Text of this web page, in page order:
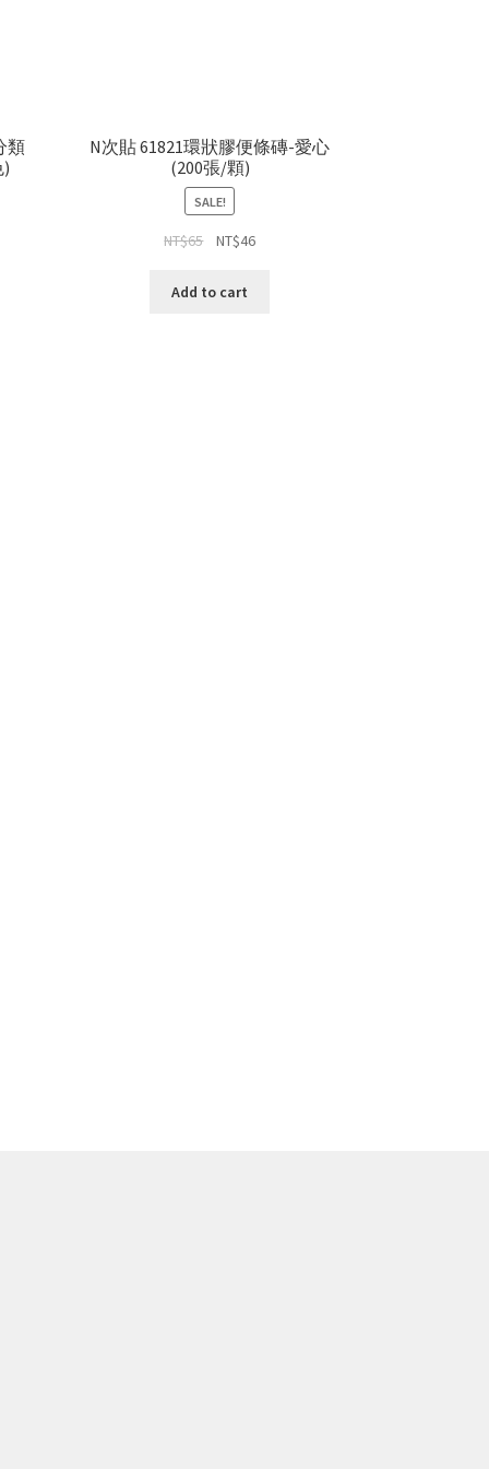
類
N次貼 61821環狀膠便條磚-愛心
(200張/顆)
SALE!
NT$65 NT$46
Add to cart